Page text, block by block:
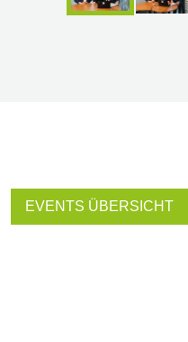
EVENTS ÜBERSICHT